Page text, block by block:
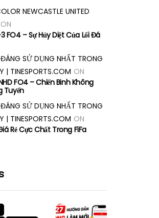
NEWCASTLE UNITED
ON
FO4 – Sự Hủy Diệt Của Lối Đá
SỬ DỤNG NHẤT TRONG
| TINESPORTS.COM ON
FO4 – Chiến Binh Không
Tuyến
SỬ DỤNG NHẤT TRONG
| TINESPORTS.COM ON
Rẻ Cực Chất Trong FiFa